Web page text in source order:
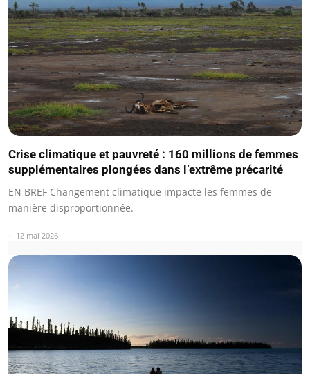
Crise climatique et pauvreté : 160 millions de femmes
supplémentaires plongées dans l’extrême précarité
EN BREF Changement climatique impacte les femmes de
manière disproportionnée.
12 mai 2026